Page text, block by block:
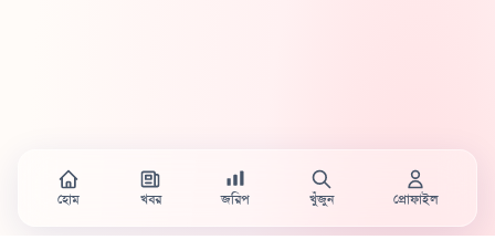
হোম খবর জরিপ খুঁজুন প্রোফাইল